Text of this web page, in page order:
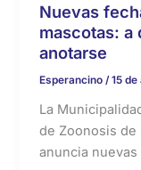
Nuevas
mascotas: a
anotarse
Esperancino /15
La
de Zoonosis de
anuncia nuevas